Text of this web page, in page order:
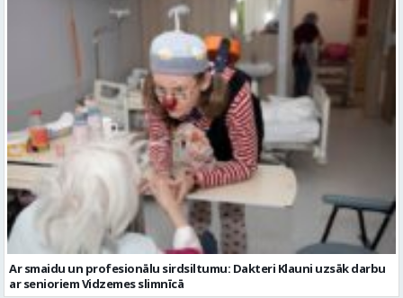
Ar smaidu un profesionālu sirdsiltumu: Dakteri Klauni uzsāk darbu
ar senioriem Vidzemes slimnīcā